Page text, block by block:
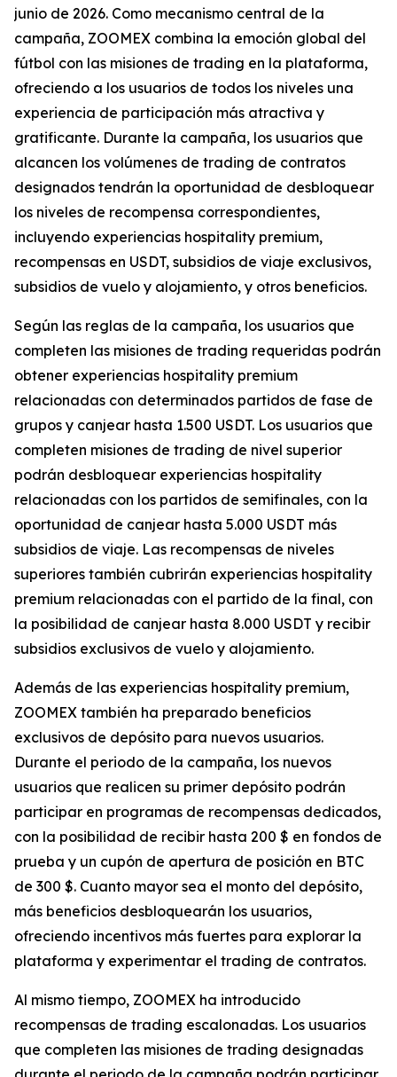
junio de 2026. Como mecanismo central de la
campaña, ZOOMEX combina la emoción global del
fútbol con las misiones de trading en la plataforma,
ofreciendo a los usuarios de todos los niveles una
experiencia de participación más atractiva y
gratificante. Durante la campaña, los usuarios que
alcancen los volúmenes de trading de contratos
designados tendrán la oportunidad de desbloquear
los niveles de recompensa correspondientes,
incluyendo experiencias hospitality premium,
recompensas en USDT, subsidios de viaje exclusivos,
subsidios de vuelo y alojamiento, y otros beneficios.
Según las reglas de la campaña, los usuarios que
completen las misiones de trading requeridas podrán
obtener experiencias hospitality premium
relacionadas con determinados partidos de fase de
grupos y canjear hasta 1.500 USDT. Los usuarios que
completen misiones de trading de nivel superior
podrán desbloquear experiencias hospitality
relacionadas con los partidos de semifinales, con la
oportunidad de canjear hasta 5.000 USDT más
subsidios de viaje. Las recompensas de niveles
superiores también cubrirán experiencias hospitality
premium relacionadas con el partido de la final, con
la posibilidad de canjear hasta 8.000 USDT y recibir
subsidios exclusivos de vuelo y alojamiento.
Además de las experiencias hospitality premium,
ZOOMEX también ha preparado beneficios
exclusivos de depósito para nuevos usuarios.
Durante el periodo de la campaña, los nuevos
usuarios que realicen su primer depósito podrán
participar en programas de recompensas dedicados,
con la posibilidad de recibir hasta 200 $ en fondos de
prueba y un cupón de apertura de posición en BTC
de 300 $. Cuanto mayor sea el monto del depósito,
más beneficios desbloquearán los usuarios,
ofreciendo incentivos más fuertes para explorar la
plataforma y experimentar el trading de contratos.
Al mismo tiempo, ZOOMEX ha introducido
recompensas de trading escalonadas. Los usuarios
que completen las misiones de trading designadas